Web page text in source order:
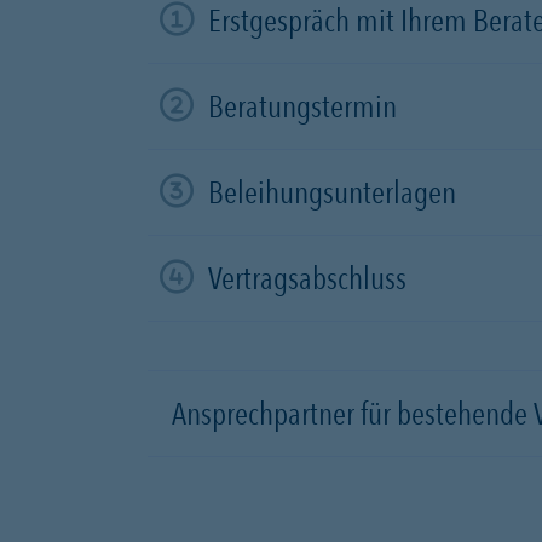
Erstgespräch mit Ihrem
Beratungstermin
Beleihungsunterlagen
Vertragsabschluss
Ansprechpartner für bestehende